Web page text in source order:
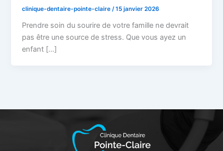
clinique-dentaire-pointe-claire /15 janvier 2026
Prendre soin du sourire de votre famille ne devrait
pas être une source de stress. Que vous ayez un
enfant […]